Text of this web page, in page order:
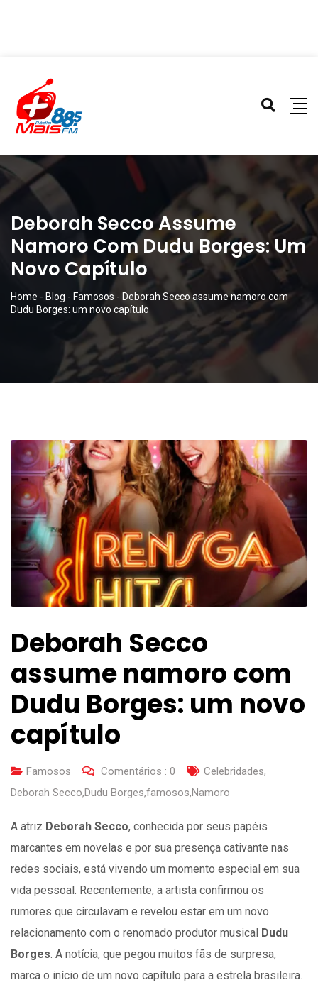
Deborah Secco Assume
Namoro Com Dudu Borges: Um
Novo Capítulo
Home - Blog - Famosos - Deborah Secco assume namoro com
Dudu Borges: um novo capítulo
Deborah Secco
assume namoro com
Dudu Borges: um novo
capítulo
Famosos Comentários : 0 Celebridades,
Deborah Secco,Dudu Borges,famosos,Namoro
A atriz Deborah Secco, conhecida por seus papéis
marcantes em novelas e por sua presença cativante nas
redes sociais, está vivendo um momento especial em sua
vida pessoal. Recentemente, a artista confirmou os
rumores que circulavam e revelou estar em um novo
relacionamento com o renomado produtor musical Dudu
Borges. A notícia, que pegou muitos fãs de surpresa,
marca o início de um novo capítulo para a estrela brasileira.